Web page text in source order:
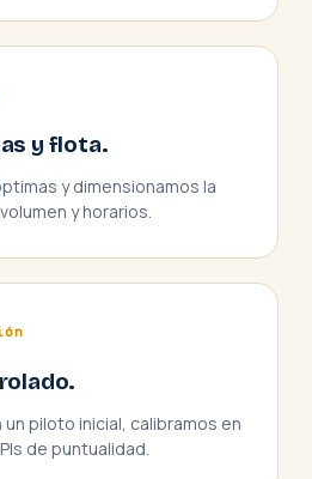
y flota.
y dimensionamos la
y horarios.
piloto inicial, calibramos en
de puntualidad.